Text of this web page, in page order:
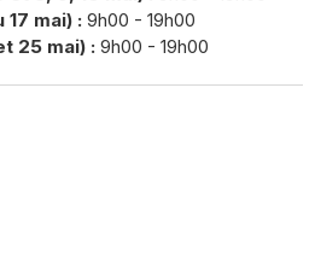
17 mai) : 9h00 - 19h00
25 mai) : 9h00 - 19h00